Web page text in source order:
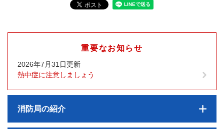
重要なお知らせ
2026年7月31日更新
熱中症に注意しましょう
消防局の紹介